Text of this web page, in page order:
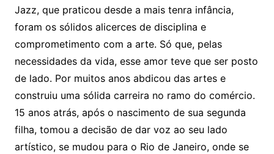
Jazz, que praticou desde a mais tenra infância,
foram os sólidos alicerces de disciplina e
comprometimento com a arte. Só que, pelas
necessidades da vida, esse amor teve que ser posto
de lado. Por muitos anos abdicou das artes e
construiu uma sólida carreira no ramo do comércio.
15 anos atrás, após o nascimento de sua segunda
filha, tomou a decisão de dar voz ao seu lado
artístico, se mudou para o Rio de Janeiro, onde se